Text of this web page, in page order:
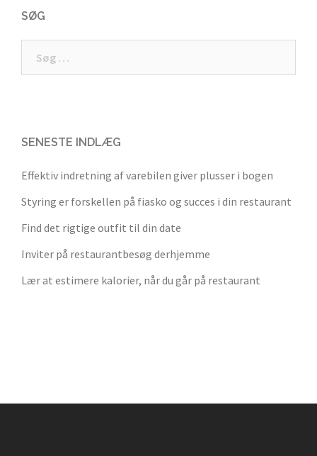
SØG
SENESTE INDLÆG
Effektiv indretning af varebilen giver plusser i bogen
Styring er forskellen på fiasko og succes i din restaurant
Find det rigtige outfit til din date
Inviter på restaurantbesøg derhjemme
Lær at estimere kalorier, når du går på restaurant